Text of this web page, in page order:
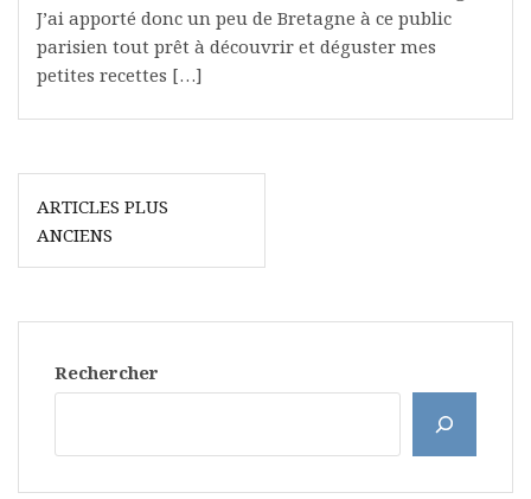
J’ai apporté donc un peu de Bretagne à ce public
parisien tout prêt à découvrir et déguster mes
petites recettes […]
Navigation
des
articles
ARTICLES PLUS
ANCIENS
Rechercher